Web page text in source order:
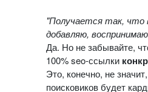
"Получается так, что
добавляю,
Да. Но не забывайте,
100% seo-ссылки
Это, конечно, не
поисковиков будет